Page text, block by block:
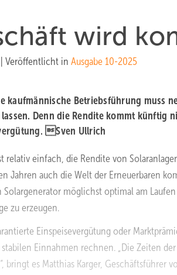
wird
Veröffentlicht in Ausgabe 10-2025
kaufmännische Betriebsführung muss
Denn die Rendite kommt künftig
Sven Ullrich
relativ einfach, die Rendite von
Jahren auch die Welt der Erneuerbaren
Solargenerator möglichst optimal am
zu erzeugen.
Einspeisevergütung oder
Einnahmen rechnen. „Die Zeiten
bringt es Matthias Karger, Geschäftsführer